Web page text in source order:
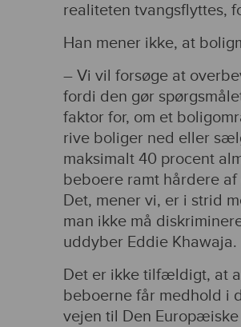
realiteten tvangsflyttes,
Han mener ikke, at
– Vi vil forsøge at
fordi den gør
faktor for, om et
rive boliger ned eller
maksimalt 40 procent
beboere ramt hårdere
Det, mener vi, er i strid
man ikke må
uddyber Eddie Khawaja.
Det er ikke tilfældigt, at
beboerne får medhold i
vejen til Den